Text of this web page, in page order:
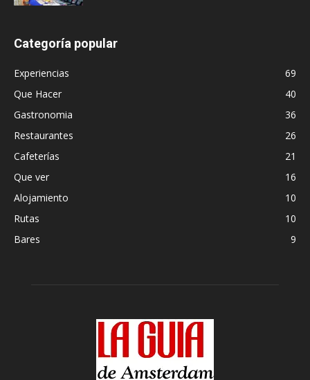
Categoría popular
Experiencias
69
Que Hacer
40
Gastronomia
36
Restaurantes
26
Cafeterías
21
Que ver
16
Alojamiento
10
Rutas
10
Bares
9